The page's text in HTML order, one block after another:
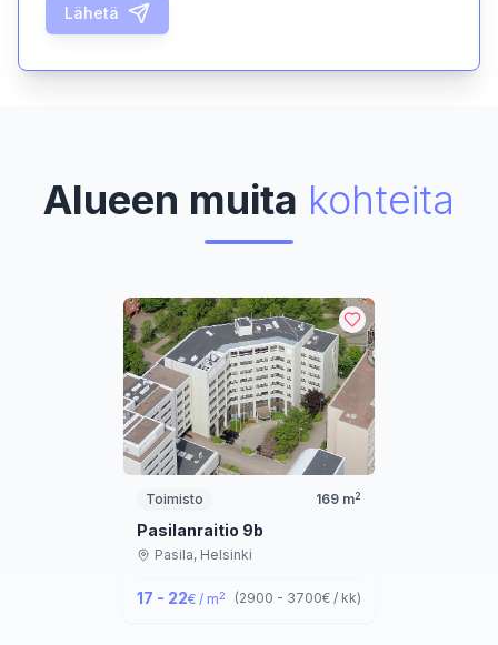
Lähetä
Alueen muita kohteita
Toimisto 169 m2
Pasilanraitio 9b
Pasila, Helsinki
17 - 22€ / m2 (2900 - 3700€ / kk)